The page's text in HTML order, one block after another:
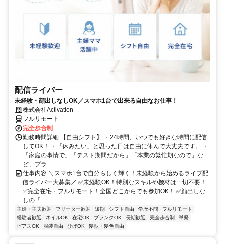
配信ライバー
未経験・顔出しなしOK／スマホ1台で出来る自由なお仕事！
株式会社Activation
フルリモート
完全歩合制
勤務時間詳細 【自由シフト】 ・24時間、いつでも好きな時間に配信
してOK！ ・「休みたい」と思った日は自由に休んで大丈夫です。 ・
「家庭の事情で」「テスト期間だから」「本業の繁忙期なので」な
ど、プラ...
仕事内容 ＼スマホ1台で自分らしく輝く！未経験から始めるライブ配
信ライバー大募集／ ✅未経験OK！特別なスキルや機材は一切不要！
✅完全在宅・フルリモート！全国どこからでも参加OK！ ✅顔出しな
しの「...
主婦・主夫歓迎 フリーター歓迎 短期 シフト自由 学歴不問
フルリモート
経験者歓迎
ネイルOK 在宅OK ブランクOK 長期歓迎 完全歩合制
単発
ピアスOK
服装自由 ひげOK 髪型・髪色自由